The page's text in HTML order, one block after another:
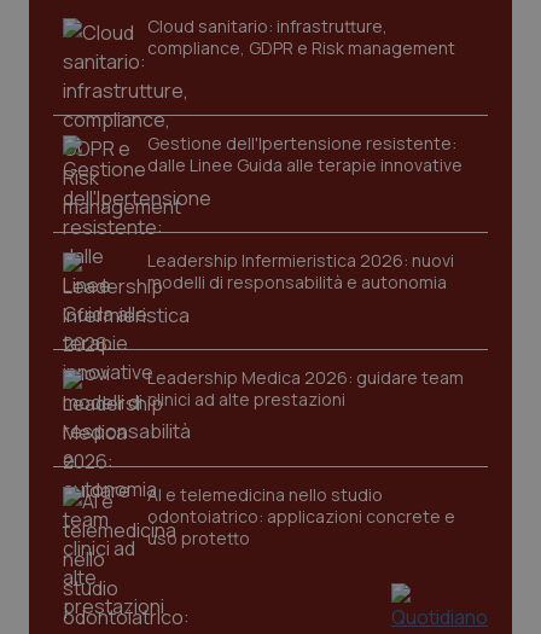
Cloud sanitario: infrastrutture,
compliance, GDPR e Risk management
Gestione dell'Ipertensione resistente:
dalle Linee Guida alle terapie innovative
Leadership Infermieristica 2026: nuovi
modelli di responsabilità e autonomia
Leadership Medica 2026: guidare team
clinici ad alte prestazioni
AI e telemedicina nello studio
odontoiatrico: applicazioni concrete e
uso protetto
navigazione sulle pagine e l'accesso alle aree
protette del sito. Il sito web non è in grado di
funzionare correttamente senza questi cookie.
Nome
VISITOR_PRIVACY_METADATA
.youtube.com
CookieScriptConsent
CookieScript